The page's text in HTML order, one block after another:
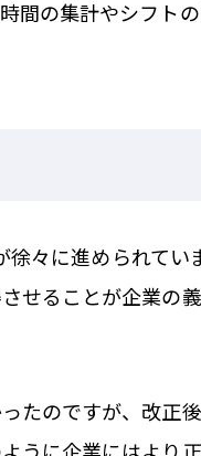
間の集計やシフト
々に進められてい
せることが企業の
たのですが、改正
うに企業にはより